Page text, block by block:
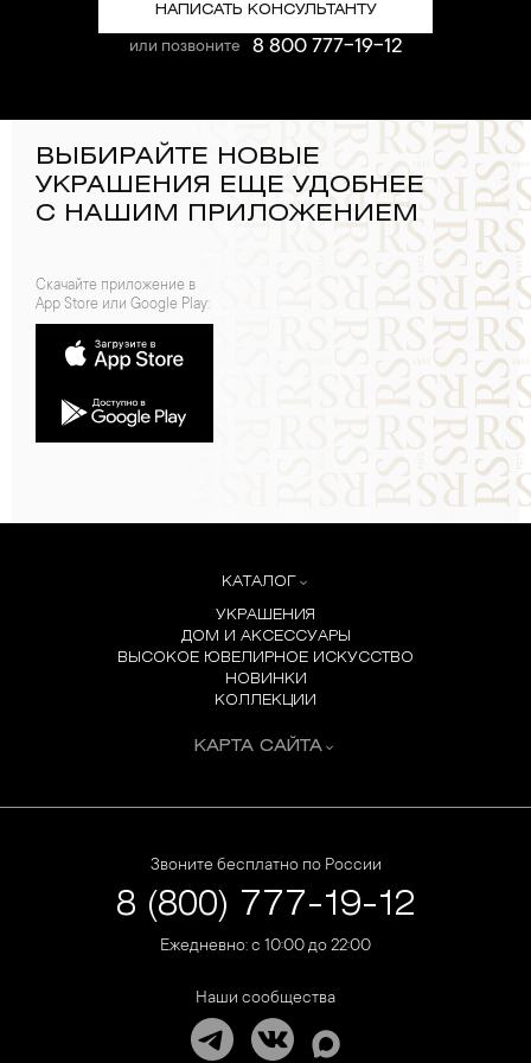
НАПИСАТЬ КОНСУЛЬТАНТУ
или позвоните 8 800 777-19-12
ВЫБИРАЙТЕ НОВЫЕ
УКРАШЕНИЯ ЕЩЕ УДОБНЕЕ
С НАШИМ ПРИЛОЖЕНИЕМ
Скачайте приложение в
App Store или Google Play:
КАТАЛОГ
УКРАШЕНИЯ
ДОМ И АКСЕССУАРЫ
ВЫСОКОЕ ЮВЕЛИРНОЕ ИСКУССТВО
НОВИНКИ
КОЛЛЕКЦИИ
КАРТА САЙТА
Звоните бесплатно по России
8 (800) 777-19-12
Ежедневно: с 10:00 до 22:00
Наши сообщества